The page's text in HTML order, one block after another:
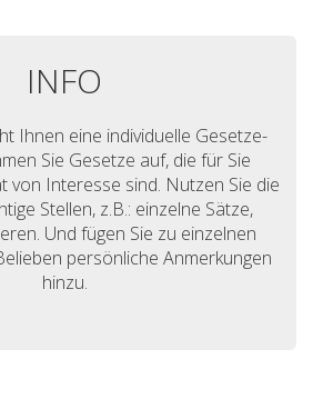
INFO
Ihnen eine individuelle Gesetze-
Sie Gesetze auf, die für Sie
von Interesse sind. Nutzen Sie die
Stellen, z.B.: einzelne Sätze,
Und fügen Sie zu einzelnen
persönliche Anmerkungen
hinzu.